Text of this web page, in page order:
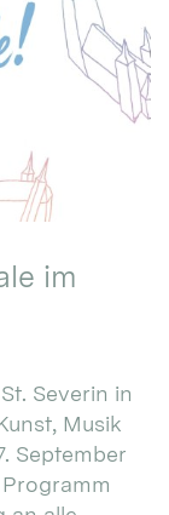
im
Severin in
Musik
September